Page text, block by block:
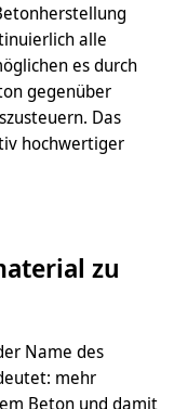
alle
es durch
gegenüber
Das
hochwertiger
zu
Name des
mehr
Beton und damit